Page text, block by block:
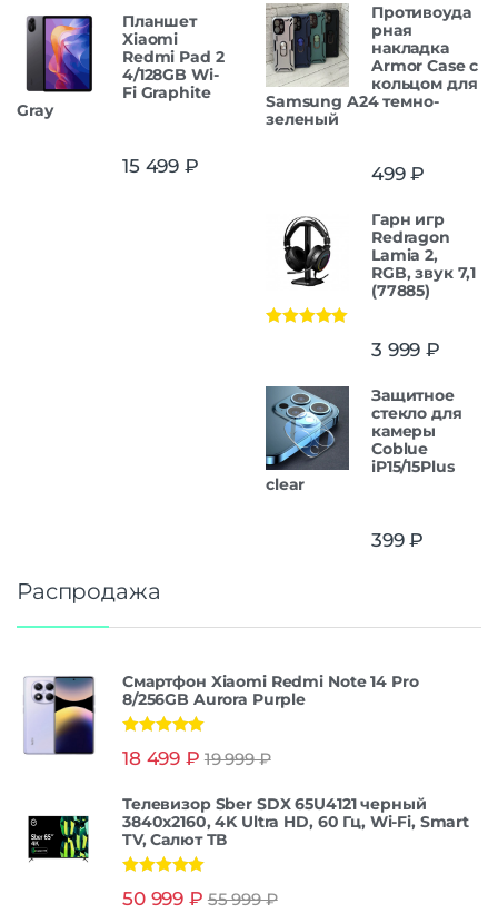
Планшет
Xiaomi
Redmi Pad 2
4/128GB Wi-
Fi Graphite
Gray
15 499 ₽
Противоуда
рная
накладка
Armor Case с
кольцом для
Samsung A24 темно-
зеленый
499₽
Гарн игр
Redragon
Lamia 2,
RGB, звук 7,1
(77885)
3 999 ₽
Защитнoe
cтекло для
камеры
Coblue
iP15/15Plus
clear
399₽
Распродажа
Смартфон Xiaomi Redmi Note 14 Pro
8/256GB Aurora Purple
из 5
18 499 ₽ 19 999₽
Телевизор Sber SDX 65U4121 черный
3840x2160, 4K Ultra HD, 60 Гц, Wi-Fi, Smart
TV, Салют ТВ
из 5
50 999 ₽ 55 999₽